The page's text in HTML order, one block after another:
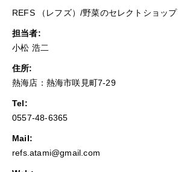
REFS （レフズ）/野菜のセレクトショップ
担当者:
小松 浩二
住所:
熱海店：熱海市咲見町7-29
Tel:
0557-48-6365
Mail:
refs.atami@gmail.com